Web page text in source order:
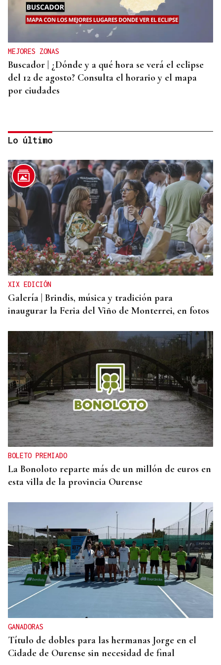
MEJORES ZONAS
Buscador | ¿Dónde y a qué hora se verá el eclipse
del 12 de agosto? Consulta el horario y el mapa
por ciudades
AHORRO ENERGÉTICO
La UE lanza una campaña de ahorro energético
doméstico
Lo último
XIX EDICIÓN
Galería | Brindis, música y tradición para
inaugurar la Feria del Viño de Monterrei, en fotos
BOLETO PREMIADO
La Bonoloto reparte más de un millón de euros en
esta villa de la provincia Ourense
GANADORAS
Título de dobles para las hermanas Jorge en el
Cidade de Ourense sin necesidad de final